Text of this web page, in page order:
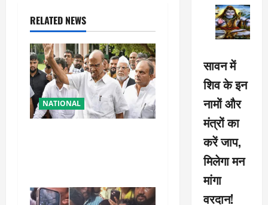
v
i
g
a
t
n
RELATED NEWS
NATIONAL
सावन में
शिव के इन
नामों और
मंत्रों का
करें जाप,
मिलेगा मन
मांगा
वरदान!